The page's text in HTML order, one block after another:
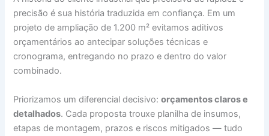
precisão é sua história traduzida em confiança. Em um
projeto de ampliação de 1.200 m² evitamos aditivos
orçamentários ao antecipar soluções técnicas e
cronograma, entregando no prazo e dentro do valor
combinado.
Priorizamos um diferencial decisivo:orçamentos claros e
detalhados. Cada proposta trouxe planilha de insumos,
etapas de montagem, prazos e riscos mitigados — tudo